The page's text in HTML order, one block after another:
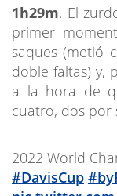
1h29m. El
primer
saques (metió
doble faltas) y,
a la hora de
cuatro, dos por
2022 World
#DavisCup